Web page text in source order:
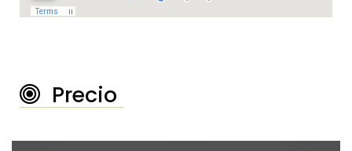
Precio
────────────